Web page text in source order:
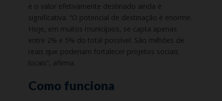
e o valor efetivamente destinado ainda é
significativa. “O potencial de destinação é enorme.
Hoje, em muitos municípios, se capta apenas
entre 2% e 5% do total possível. São milhões de
reais que poderiam fortalecer projetos sociais
locais”, afirma.
Como funciona